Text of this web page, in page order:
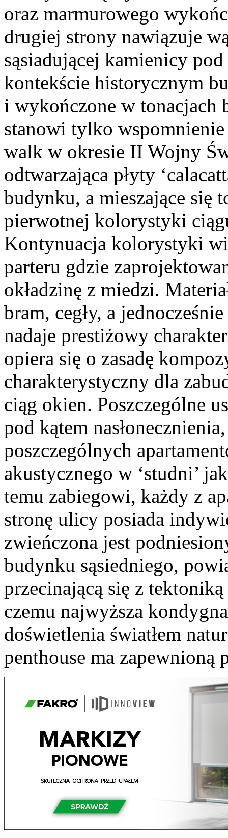
oraz marmurowego
drugiej strony nawiązuje
sąsiadującej kamienicy
kontekście historycznym
i wykończone w tonacjach
stanowi tylko
walk w okresie II Wojny
odtwarzająca płyty
budynku, a mieszające się
pierwotnej kolorystyki
Kontynuacja kolorystyki
parteru gdzie
okładzinę z miedzi.
bram, cegły, a
nadaje prestiżowy
opiera się o zasadę
charakterystyczny dla
ciąg okien. Poszczególne
pod kątem
poszczególnych
akustycznego w ‘studni’
temu zabiegowi, każdy z
stronę ulicy posiada
zwieńczona jest
budynku sąsiedniego,
przecinającą się z
czemu najwyższa
doświetlenia światłem
penthouse ma